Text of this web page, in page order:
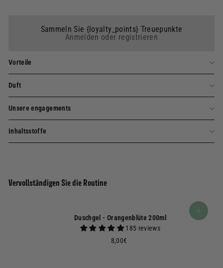
Sammeln Sie {loyalty_points} Treuepunkte
Anmelden oder registrieren
Vorteile
Duft
Unsere engagements
Inhaltsstoffe
Vervollständigen Sie die Routine
In den
Duschgel - Orangenblüte 200ml
185 reviews
8,00€